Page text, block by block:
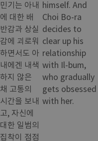
민기는 아내
에 대한 배
반감과 상실
감에 괴로워
하면서도 아
내에겐 내색
하지 않은
채 고통의
시간을 보내
고, 자신에
대한 일범의
집착이 점점
himself. And
Choi Bo-ra
decides to
clear up his
relationship
with Il-bum,
who gradually
gets obsessed
with her.